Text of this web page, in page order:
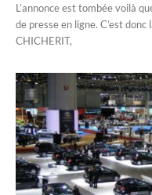
L’annonce est tombée voilà
de presse en ligne. C’est
CHICHERIT,